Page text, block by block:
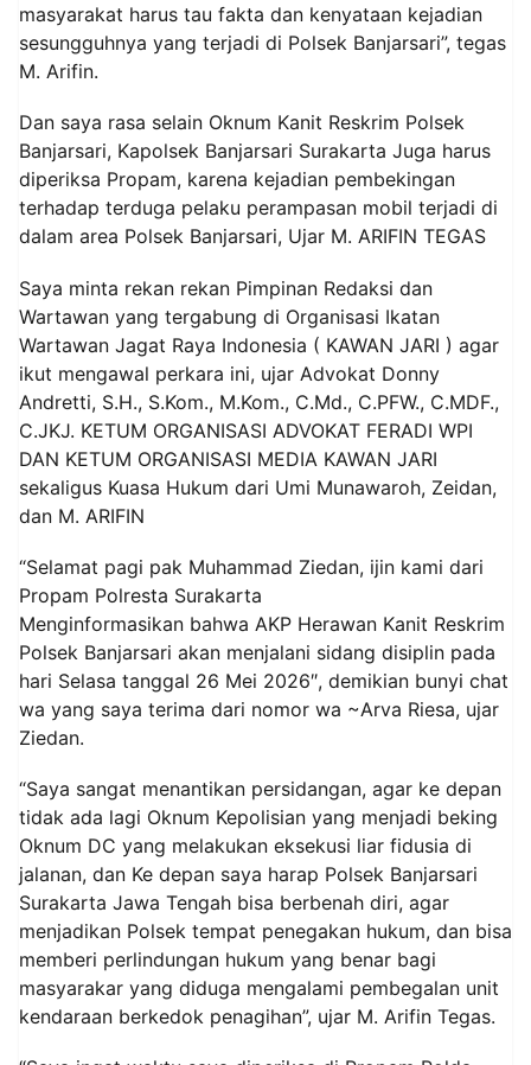
masyarakat harus tau fakta dan kenyataan kejadian
sesungguhnya yang terjadi di Polsek Banjarsari”, tegas
M. Arifin.
Dan saya rasa selain Oknum Kanit Reskrim Polsek
Banjarsari, Kapolsek Banjarsari Surakarta Juga harus
diperiksa Propam, karena kejadian pembekingan
terhadap terduga pelaku perampasan mobil terjadi di
dalam area Polsek Banjarsari, Ujar M. ARIFIN TEGAS
Saya minta rekan rekan Pimpinan Redaksi dan
Wartawan yang tergabung di Organisasi Ikatan
Wartawan Jagat Raya Indonesia ( KAWAN JARI ) agar
ikut mengawal perkara ini, ujar Advokat Donny
Andretti, S.H., S.Kom., M.Kom., C.Md., C.PFW., C.MDF.,
C.JKJ. KETUM ORGANISASI ADVOKAT FERADI WPI
DAN KETUM ORGANISASI MEDIA KAWAN JARI
sekaligus Kuasa Hukum dari Umi Munawaroh, Zeidan,
dan M. ARIFIN
“Selamat pagi pak Muhammad Ziedan, ijin kami dari
Propam Polresta Surakarta
Menginformasikan bahwa AKP Herawan Kanit Reskrim
Polsek Banjarsari akan menjalani sidang disiplin pada
hari Selasa tanggal 26 Mei 2026″, demikian bunyi chat
wa yang saya terima dari nomor wa ~Arva Riesa, ujar
Ziedan.
“Saya sangat menantikan persidangan, agar ke depan
tidak ada lagi Oknum Kepolisian yang menjadi beking
Oknum DC yang melakukan eksekusi liar fidusia di
jalanan, dan Ke depan saya harap Polsek Banjarsari
Surakarta Jawa Tengah bisa berbenah diri, agar
menjadikan Polsek tempat penegakan hukum, dan bisa
memberi perlindungan hukum yang benar bagi
masyarakar yang diduga mengalami pembegalan unit
kendaraan berkedok penagihan”, ujar M. Arifin Tegas.